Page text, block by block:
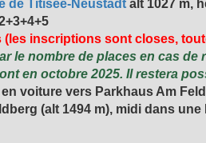
de Titisee-Neustadt alt 1027 m,
(les inscriptions sont closes,
le nombre de places en cas
en octobre 2025. Il restera
voiture vers Parkhaus Am
(alt 1494 m), midi dans